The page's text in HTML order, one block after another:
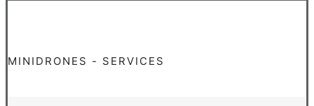
MINIDRONES - SERVICES